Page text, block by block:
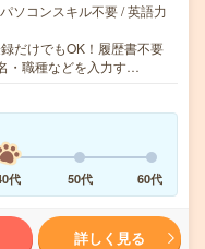
ソコンスキル不要 / 英語力
だけでもOK！履歴書不要
・職種などを入力す…
代 50代 60代
詳しく見る